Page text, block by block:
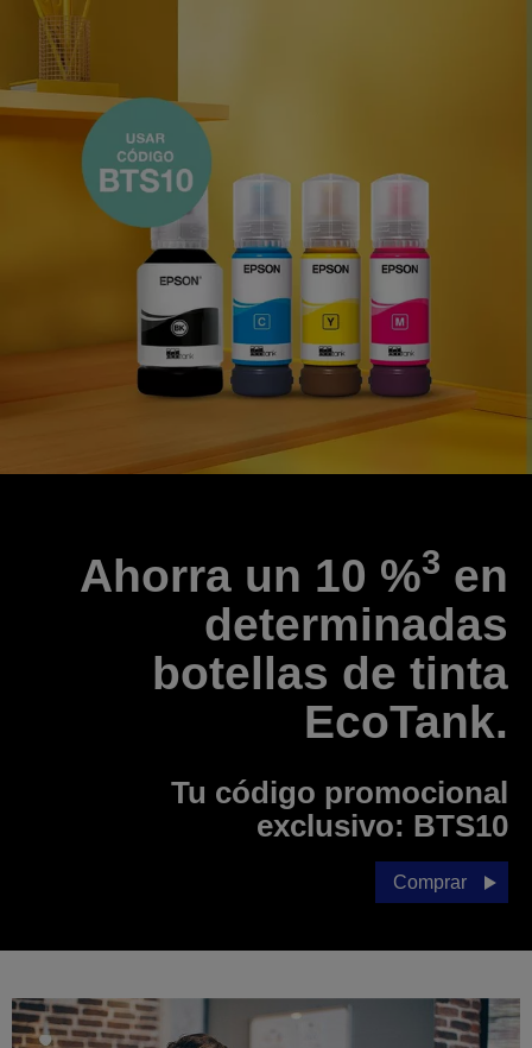
Ahorra un 10 %3 en
determinadas
botellas de tinta
EcoTank.
Tu código promocional
exclusivo: BTS10
Comprar